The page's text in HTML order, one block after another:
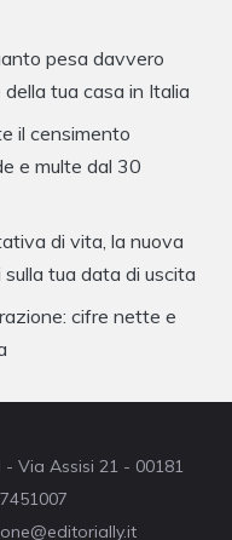
pesa davvero
tua casa in Italia
il censimento
e multe dal 30
di vita, la nuova
tua data di uscita
cifre nette e
Via Assisi 21 - 00181